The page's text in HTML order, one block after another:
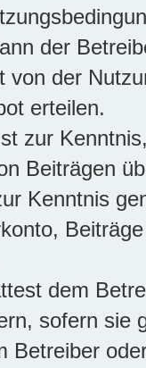
der
von der
erteilen.
zur
Beiträgen
Kenntnis
dem
sofern sie
Betreiber